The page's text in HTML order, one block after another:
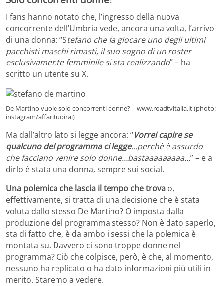
I fans hanno notato che, l’ingresso della nuova
concorrente dell’Umbria vede, ancora una volta, l’arrivo
di una donna: “Stefano che fa giocare uno degli ultimi
pacchisti maschi rimasti, il suo sogno di un roster
esclusivamente femminile si sta realizzando” – ha
scritto un utente su X.
De Martino vuole solo concorrenti donne? – www.roadtvitalia.it (photo:
instagram/affarituoirai)
Ma dall’altro lato si legge ancora: “Vorrei capire se
qualcuno del programma ci legge…perchè è assurdo
che facciano venire solo donne…bastaaaaaaaaa…” – e a
dirlo è stata una donna, sempre sui social.
Una polemica che lascia il tempo che trova o,
effettivamente, si tratta di una decisione che è stata
voluta dallo stesso De Martino? O imposta dalla
produzione del programma stesso? Non è dato saperlo,
sta di fatto che, è da ambo i sessi che la polemica è
montata su. Davvero ci sono troppe donne nel
programma? Ciò che colpisce, però, è che, al momento,
nessuno ha replicato o ha dato informazioni più utili in
merito. Staremo a vedere.